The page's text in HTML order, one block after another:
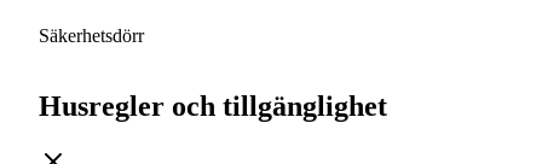
Säkerhetsdörr
Husregler och tillgänglighet